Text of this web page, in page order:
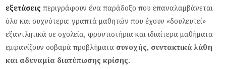
εξετάσεις περιγράφουν ένα παράδοξο που επαναλαμβάνεται
όλο και συχνότερα: γραπτά μαθητών που έχουν «δουλευτεί»
εξαντλητικά σε σχολεία, φροντιστήρια και ιδιαίτερα μαθήματα
εμφανίζουν σοβαρά προβλήματα συνοχής, συντακτικά λάθη
και αδυναμία διατύπωσης κρίσης.